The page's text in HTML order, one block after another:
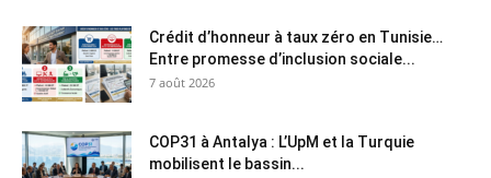
Crédit d’honneur à taux zéro en Tunisie…
Entre promesse d’inclusion sociale...
7 août 2026
COP31 à Antalya : L’UpM et la Turquie
mobilisent le bassin...